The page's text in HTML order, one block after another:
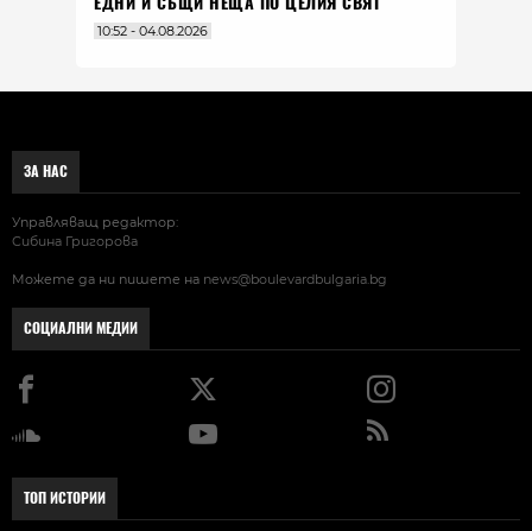
10:52 - 04.08.2026
ЗА НАС
Управляващ редактор:
Сибина Григорова
Можете да ни пишете на news@boulevardbulgaria.bg
СОЦИАЛНИ МЕДИИ
ТОП ИСТОРИИ